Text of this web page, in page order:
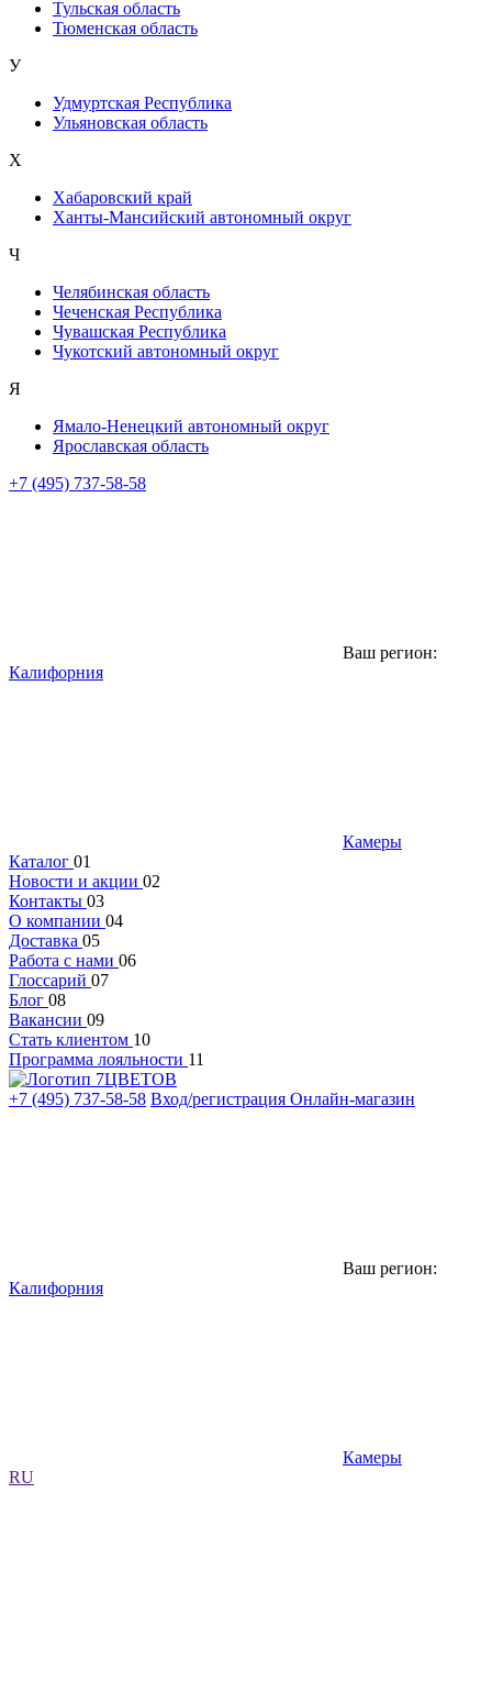
Тульская область
Тюменская область
У
Удмуртская Республика
Ульяновская область
Х
Хабаровский край
Ханты-Мансийский автономный округ
Ч
Челябинская область
Чеченская Республика
Чувашская Республика
Чукотский автономный округ
Я
Ямало-Ненецкий автономный округ
Ярославская область
+7 (495) 737-58-58
Ваш регион:
Калифорния
Камеры
Каталог 01
Новости и акции 02
Контакты 03
О компании 04
Доставка 05
Работа с нами 06
Глоссарий 07
Блог 08
Вакансии 09
Стать клиентом 10
Программа лояльности 11
+7 (495) 737-58-58 Вход/регистрация Онлайн-магазин
Ваш регион:
Калифорния
Камеры
RU